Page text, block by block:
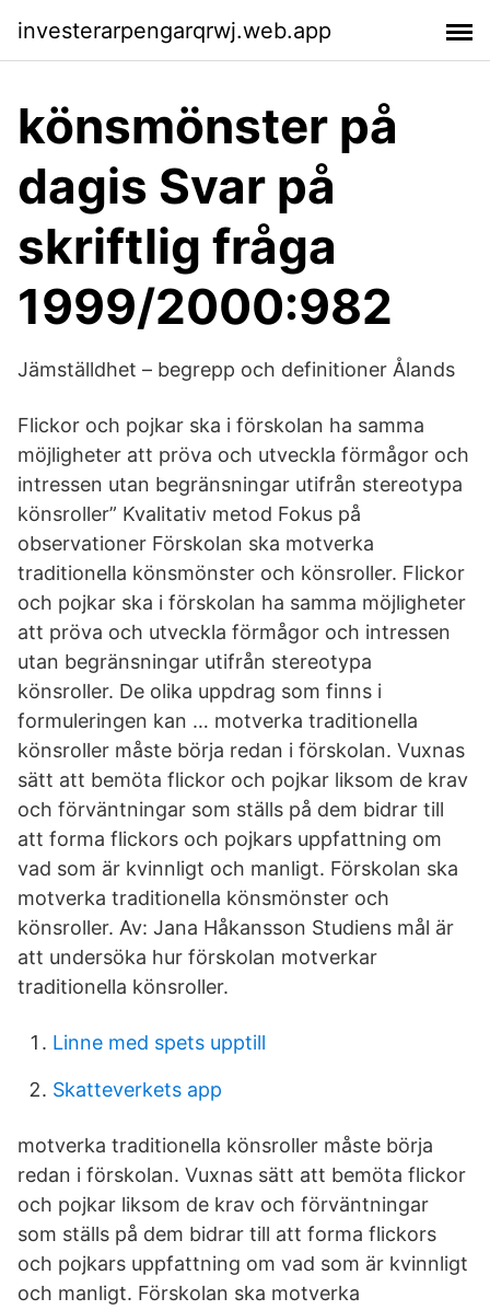
investerarpengarqrwj.web.app
könsmönster på
dagis Svar på
skriftlig fråga
1999/2000:982
Jämställdhet – begrepp och definitioner Ålands
Flickor och pojkar ska i förskolan ha samma
möjligheter att pröva och utveckla förmågor och
intressen utan begränsningar utifrån stereotypa
könsroller” Kvalitativ metod Fokus på
observationer Förskolan ska motverka
traditionella könsmönster och könsroller. Flickor
och pojkar ska i förskolan ha samma möjligheter
att pröva och utveckla förmågor och intressen
utan begränsningar utifrån stereotypa
könsroller. De olika uppdrag som finns i
formuleringen kan … motverka traditionella
könsroller måste börja redan i förskolan. Vuxnas
sätt att bemöta flickor och pojkar liksom de krav
och förväntningar som ställs på dem bidrar till
att forma flickors och pojkars uppfattning om
vad som är kvinnligt och manligt. Förskolan ska
motverka traditionella könsmönster och
könsroller. Av: Jana Håkansson Studiens mål är
att undersöka hur förskolan motverkar
traditionella könsroller.
Linne med spets upptill
Skatteverkets app
motverka traditionella könsroller måste börja
redan i förskolan. Vuxnas sätt att bemöta flickor
och pojkar liksom de krav och förväntningar
som ställs på dem bidrar till att forma flickors
och pojkars uppfattning om vad som är kvinnligt
och manligt. Förskolan ska motverka